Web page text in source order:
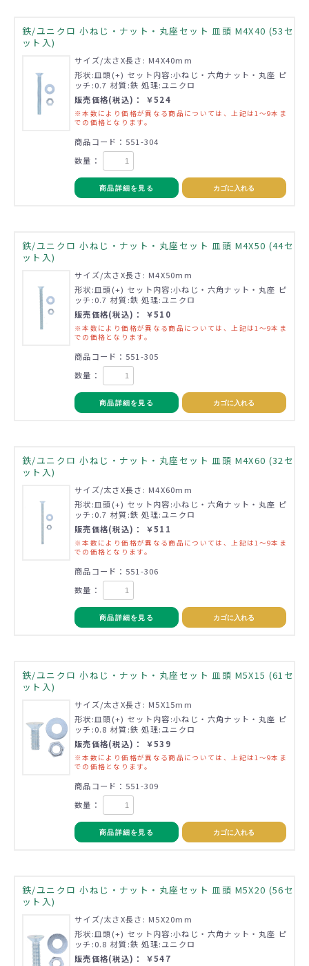
鉄/ユニクロ 小ねじ・ナット・丸座セット 皿頭 M4X40 (53セ
ット入)
サイズ/太さX長さ: M4X40mm
形状:皿頭(+) セット内容:小ねじ・六角ナット・丸座 ピ
ッチ:0.7 材質:鉄 処理:ユニクロ
販売価格(税込)： ￥524
※本数により価格が異なる商品については、上記は1～9本ま
での価格となります。
商品コード：551-304
数量：
商品詳細を見る カゴに入れる
鉄/ユニクロ 小ねじ・ナット・丸座セット 皿頭 M4X50 (44セ
ット入)
サイズ/太さX長さ: M4X50mm
形状:皿頭(+) セット内容:小ねじ・六角ナット・丸座 ピ
ッチ:0.7 材質:鉄 処理:ユニクロ
販売価格(税込)： ￥510
※本数により価格が異なる商品については、上記は1～9本ま
での価格となります。
商品コード：551-305
数量：
商品詳細を見る カゴに入れる
鉄/ユニクロ 小ねじ・ナット・丸座セット 皿頭 M4X60 (32セ
ット入)
サイズ/太さX長さ: M4X60mm
形状:皿頭(+) セット内容:小ねじ・六角ナット・丸座 ピ
ッチ:0.7 材質:鉄 処理:ユニクロ
販売価格(税込)： ￥511
※本数により価格が異なる商品については、上記は1～9本ま
での価格となります。
商品コード：551-306
数量：
商品詳細を見る カゴに入れる
鉄/ユニクロ 小ねじ・ナット・丸座セット 皿頭 M5X15 (61セ
ット入)
サイズ/太さX長さ: M5X15mm
形状:皿頭(+) セット内容:小ねじ・六角ナット・丸座 ピ
ッチ:0.8 材質:鉄 処理:ユニクロ
販売価格(税込)： ￥539
※本数により価格が異なる商品については、上記は1～9本ま
での価格となります。
商品コード：551-309
数量：
商品詳細を見る カゴに入れる
鉄/ユニクロ 小ねじ・ナット・丸座セット 皿頭 M5X20 (56セ
ット入)
サイズ/太さX長さ: M5X20mm
形状:皿頭(+) セット内容:小ねじ・六角ナット・丸座 ピ
ッチ:0.8 材質:鉄 処理:ユニクロ
販売価格(税込)： ￥547